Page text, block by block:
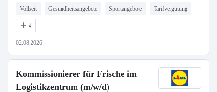
Vollzeit Gesundheitsangebote Sportangebote Tarifvergütung
4
02.08.2026
Kommissionierer für Frische im
Logistikzentrum (m/w/d)